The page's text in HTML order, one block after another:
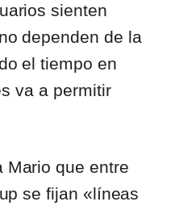
sienten
dependen de la
el tiempo en
va a permitir
Mario que entre
se fijan «líneas